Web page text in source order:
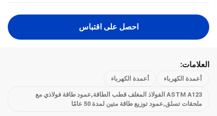
احصل على اقتباس
العلامات:
أعمدة الكهرباء أعمدة الكهرباء
ASTM A123 الفولاذ المغلف قطب الطاقة,عمود طاقة فولاذي مع
ملحقات تسلق,عمود توزيع طاقة متين لمدة 50 عامًا